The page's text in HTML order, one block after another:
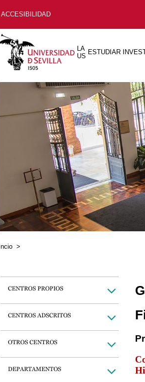
ACCESIBILIDAD
LA
US
ESTUDIAR
Incio >